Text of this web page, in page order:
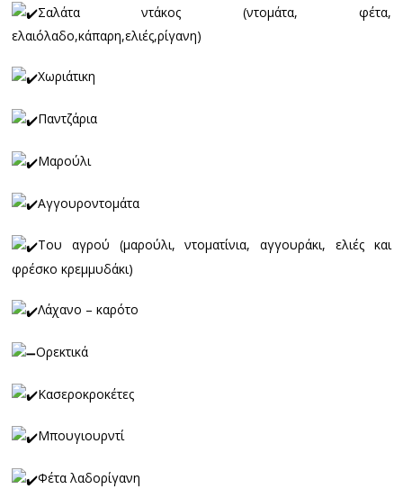
Σαλάτα ντάκος (ντομάτα, φέτα,
ελαιόλαδο,κάπαρη,ελιές,ρίγανη)
Χωριάτικη
Παντζάρια
Μαρούλι
Αγγουροντομάτα
Του αγρού (μαρούλι, ντοματίνια, αγγουράκι, ελιές και
φρέσκο κρεμμυδάκι)
Λάχανο – καρότο
Ορεκτικά
Κασεροκροκέτες
Μπουγιουρντί
Φέτα λαδορίγανη